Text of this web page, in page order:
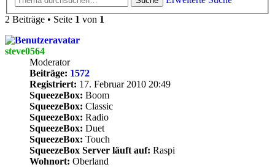
2 Beiträge • Seite 1 von 1
steve0564
Moderator
Beiträge: 1572
Registriert: 17. Februar 2010 20:49
SqueezeBox: Boom
SqueezeBox: Classic
SqueezeBox: Radio
SqueezeBox: Duet
SqueezeBox: Touch
SqueezeBox Server läuft auf: Raspi
Wohnort: Oberland